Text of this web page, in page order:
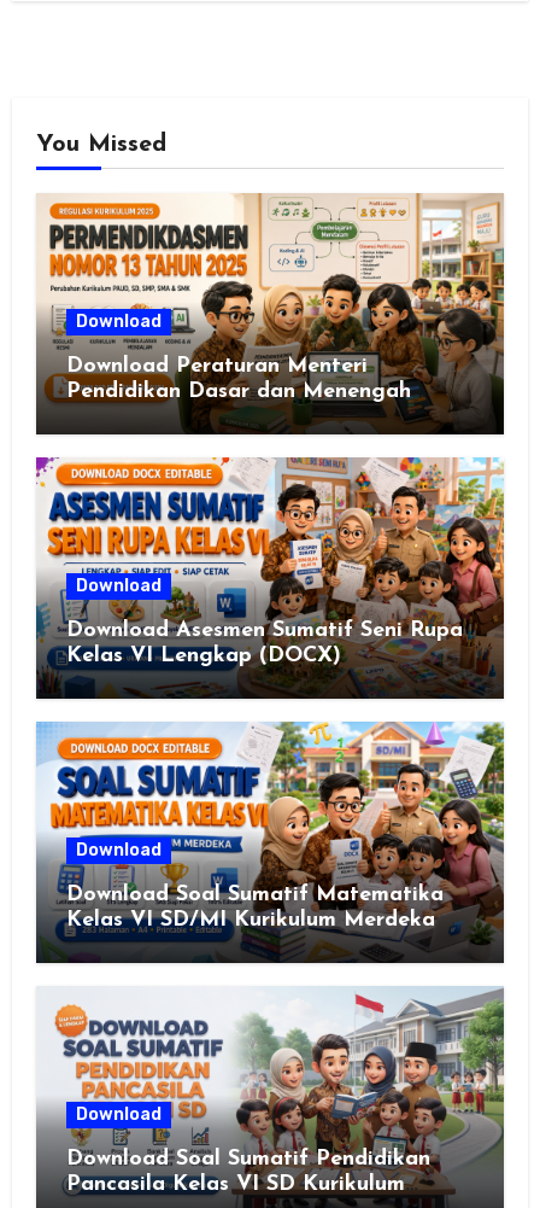
You Missed
Download
Download Peraturan Menteri
Pendidikan Dasar dan Menengah
Republik Indonesia Nomor 13 Tahun
2025
Download
Download Asesmen Sumatif Seni Rupa
Kelas VI Lengkap (DOCX)
Download
Download Soal Sumatif Matematika
Kelas VI SD/MI Kurikulum Merdeka
Download
Download Soal Sumatif Pendidikan
Pancasila Kelas VI SD Kurikulum